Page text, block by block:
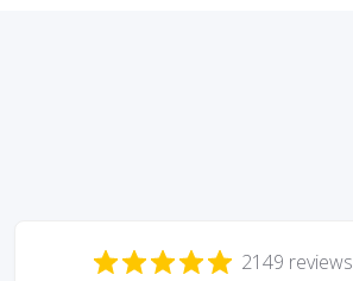
2149 reviews